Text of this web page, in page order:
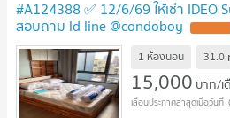
#A124388 ✅ 12/6/69 ให้เช่า IDEO
สอบถาม ld line @condoboy
1 ห้องนอน 31.0
15,000 บาท/เ